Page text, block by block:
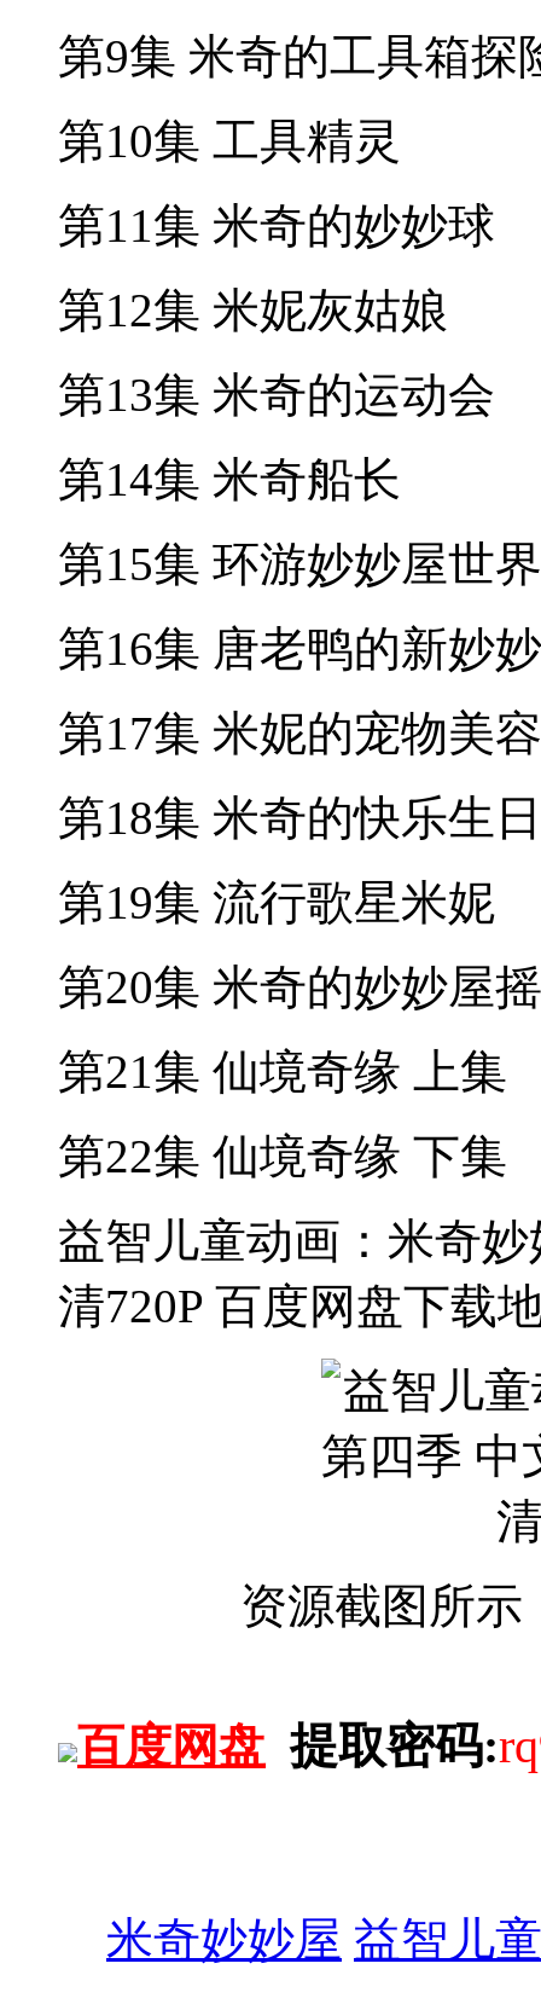
第9集 米奇的工具箱探
第10集 工具精灵
第11集 米奇的妙妙球
第12集 米妮灰姑娘
第13集 米奇的运动会
第14集 米奇船长
第15集 环游妙妙屋世界
第16集 唐老鸭的新妙
第17集 米妮的宠物美
第18集 米奇的快乐生日
第19集 流行歌星米妮
第20集 米奇的妙妙屋
第21集 仙境奇缘 上集
第22集 仙境奇缘 下集
益智儿童动画：米奇
清720P 百度网盘下载
资源截图所示
百度网盘 提取密码:
米奇妙妙屋 益智儿